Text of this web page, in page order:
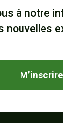
à notre
nouvelles
M’inscrire